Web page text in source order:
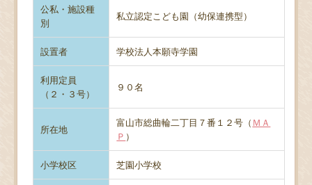
公私・施設種
別
私立認定こども園（幼保連携型）
設置者 学校法人本願寺学園
利用定員
（２・３号）
９０名
所在地
富山市総曲輪二丁目７番１２号（ ＭＡ
Ｐ ）
小学校区 芝園小学校